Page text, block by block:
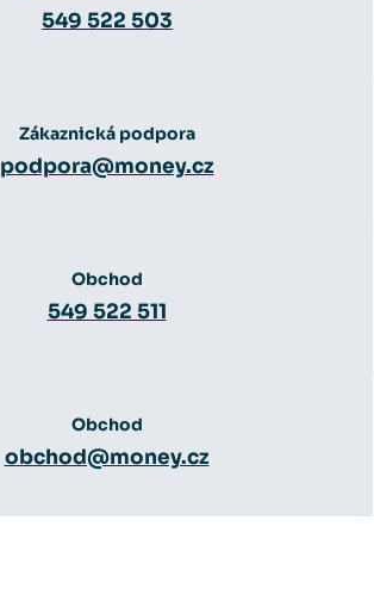
549 522 503
Zákaznická podpora
podpora@money.cz
Obchod
549 522 511
Obchod
obchod@money.cz